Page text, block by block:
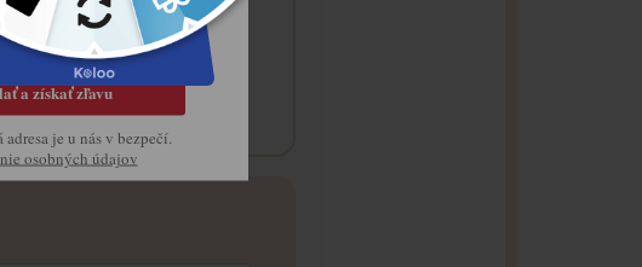
a získať zľavu
adresa je u nás v bezpečí.
osobných údajov